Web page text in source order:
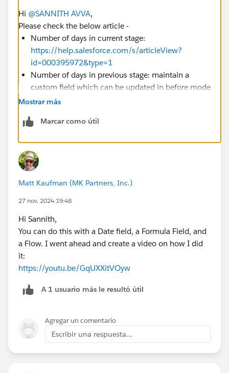
Hi @SANNITH AVVA,
Please check the below article -
Number of days in current stage:
https://help.salesforce.com/s/articleView?
id=000395972&type=1
Number of days in previous stage: maintain a
custom field which can be updated in before mode
with old record values through the formula similar
CreatedDate )
Mostrar más
Marcar como útil
Matt Kaufman (MK Partners, Inc.)
27 nov. 2024 19:48
Hi Sannith,
You can do this with a Date field, a Formula Field, and
a Flow. I went ahead and create a video on how I did
it:
https://youtu.be/GqUXXitVOyw
A 1 usuario más le resultó útil
Agregar un comentario
Escribir una respuesta...